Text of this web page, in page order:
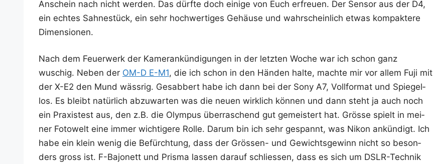
Anschein nach nicht wer­den. Das dürf­te doch eini­ge von Euch erfreu­en. Der Sen­sor aus der D4,
ein ech­tes Sah­ne­stück, ein sehr hoch­wer­ti­ges Gehäu­se und wahr­schein­lich etwas kom­pak­te­re
Dimensionen.
Nach dem Feu­er­werk der Kame­ran­kün­di­gun­gen in der letz­ten Woche war ich schon ganz
wuschig. Neben der OM-D E-M1, die ich schon in den Hän­den hal­te, mach­te mir vor allem Fuji mit
der X-E2 den Mund wäss­rig. Gesab­bert habe ich dann bei der Sony A7, Voll­for­mat und Spie­gel­
los. Es bleibt natür­lich abzu­war­ten was die neu­en wirk­lich kön­nen und dann steht ja auch noch
ein Pra­xis­test aus, den z.B. die Olym­pus über­ra­schend gut gemeis­tert hat. Grös­se spielt in mei­
ner Foto­welt eine immer wich­ti­ge­re Rol­le. Dar­um bin ich sehr gespannt, was Nikon ankün­digt. Ich
habe ein klein wenig die Befürch­tung, dass der Grös­sen- und Gewichts­ge­winn nicht so beson­
ders gross ist. F-Bajo­nett und Pris­ma las­sen dar­auf schlies­sen, dass es sich um DSLR-Tech­nik